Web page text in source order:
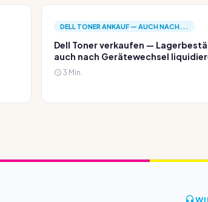
DELL TONER ANKAUF — AUCH NACH...
Dell Toner verkaufen —
auch nach Gerätewechsel
3 Min.